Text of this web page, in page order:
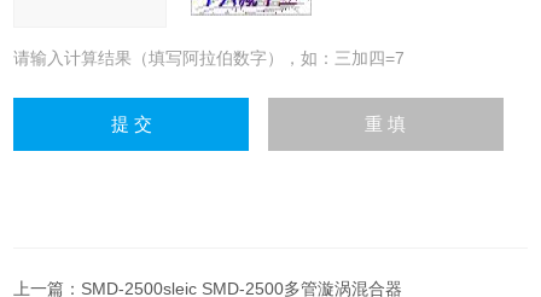
请输入计算结果（填写阿拉伯数字），如：三加四=7
上一篇： SMD-2500sleic SMD-2500多管漩涡混合器